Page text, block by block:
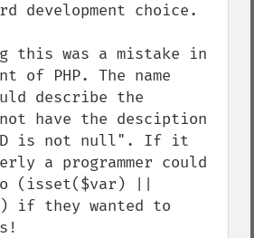
development choice.
this was a mistake in
of PHP. The name
describe the
have the desciption
is not null". If it
a programmer could
(isset($var) ||
if they wanted to